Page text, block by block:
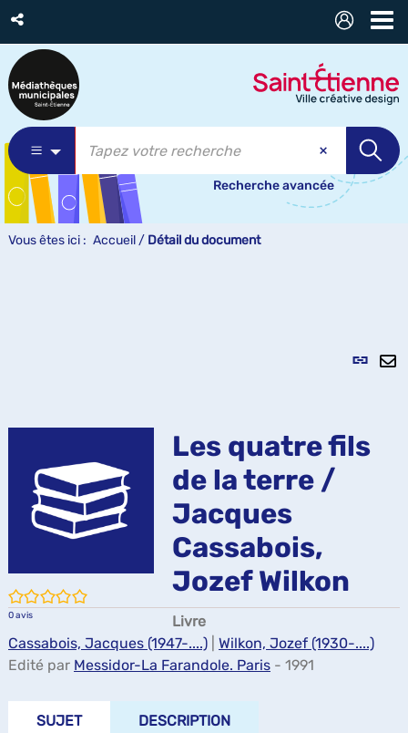
Recherche avancée
Vous êtes ici : Accueil / Détail du document
Lien
/5
0avis
Les quatre fils
de la terre /
Jacques
Cassabois,
Jozef Wilkon
Livre
Cassabois, Jacques (1947-....)
Wilkon, Jozef (1930-....)
Edité par Messidor-La Farandole. Paris - 1991
SUJET DESCRIPTION